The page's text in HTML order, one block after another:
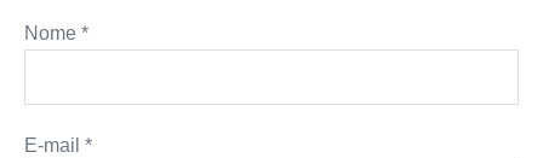
Nome *
E-mail *